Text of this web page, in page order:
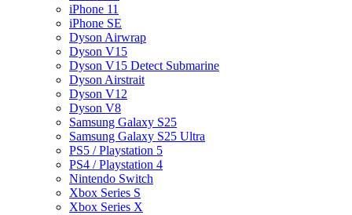
iPhone 11
iPhone SE
Dyson Airwrap
Dyson V15
Dyson V15 Detect Submarine
Dyson Airstrait
Dyson V12
Dyson V8
Samsung Galaxy S25
Samsung Galaxy S25 Ultra
PS5 / Playstation 5
PS4 / Playstation 4
Nintendo Switch
Xbox Series S
Xbox Series X